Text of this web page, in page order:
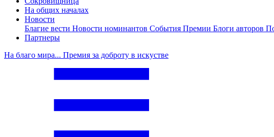
На общих началах
Новости
Благие вести Новости номинантов События Премии Блоги авторов
Партнеры
На благо мира... Премия за доброту в искустве